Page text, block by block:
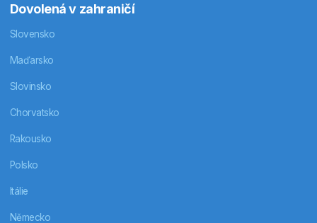
Dovolená v zahraničí
Slovensko
Maďarsko
Slovinsko
Chorvatsko
Rakousko
Polsko
Itálie
Německo